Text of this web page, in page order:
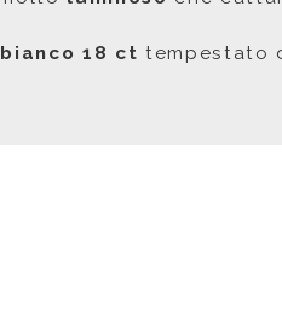
18 ct tempestato